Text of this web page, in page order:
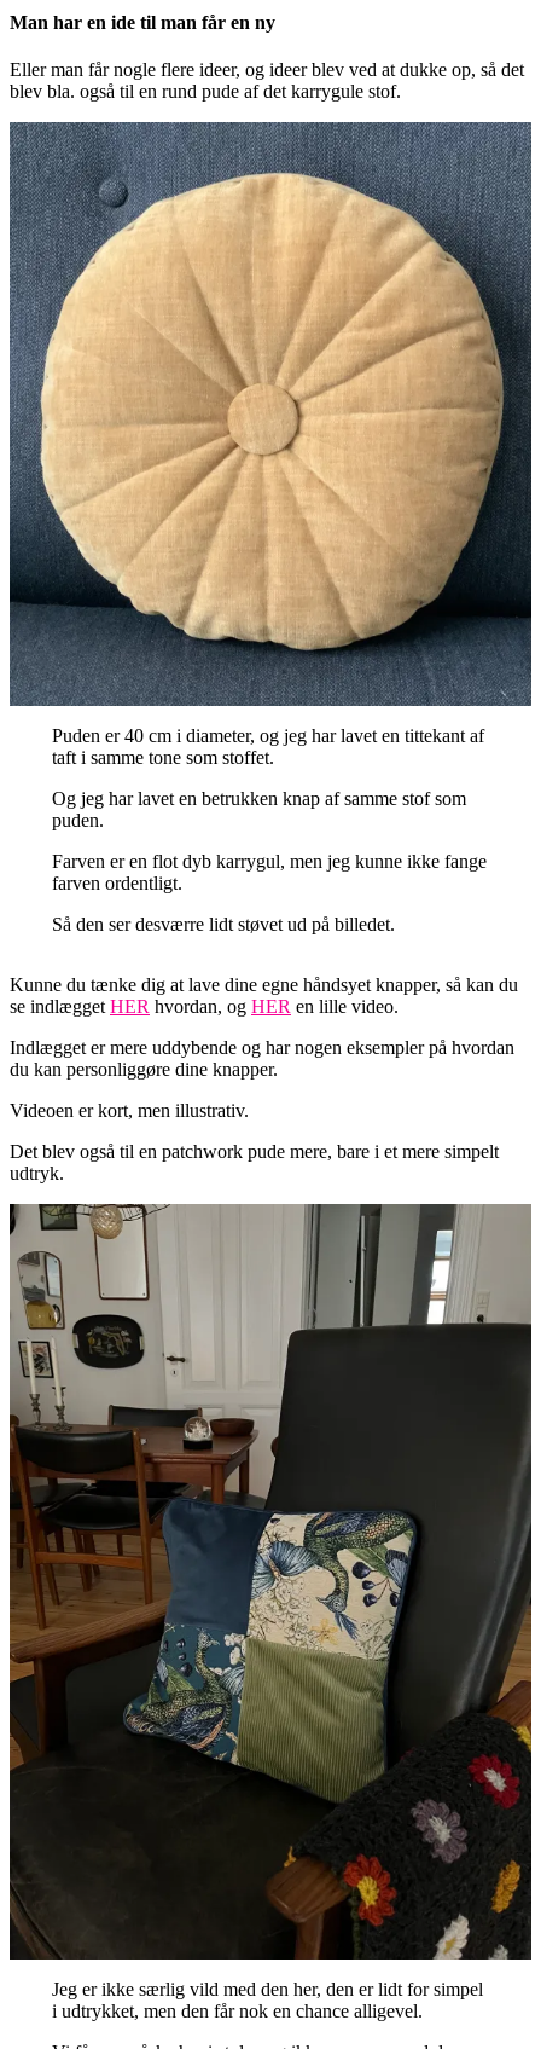
Man har en ide til man får en ny
Eller man får nogle flere ideer, og ideer blev ved at dukke op, så det
blev bla. også til en rund pude af det karrygule stof.
Puden er 40 cm i diameter, og jeg har lavet en tittekant af
taft i samme tone som stoffet.
Og jeg har lavet en betrukken knap af samme stof som
puden.
Farven er en flot dyb karrygul, men jeg kunne ikke fange
farven ordentligt.
Så den ser desværre lidt støvet ud på billedet.
Kunne du tænke dig at lave dine egne håndsyet knapper, så kan du
se indlæggetHER hvordan, og HER en lille video.
Indlægget er mere uddybende og har nogen eksempler på hvordan
du kan personliggøre dine knapper.
Videoen er kort, men illustrativ.
Det blev også til en patchwork pude mere, bare i et mere simpelt
udtryk.
Jeg er ikke særlig vild med den her, den er lidt for simpel
i udtrykket, men den får nok en chance alligevel.